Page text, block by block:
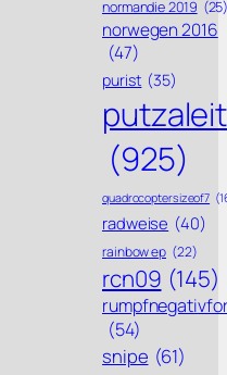
normandie 2019
norwegen 2016
(47)
purist (35)
putzaleit
(925)
quadrocoptersizeof7
radweise (40)
rainbow ep (22)
rcn09 (145)
(54)
snipe (61)